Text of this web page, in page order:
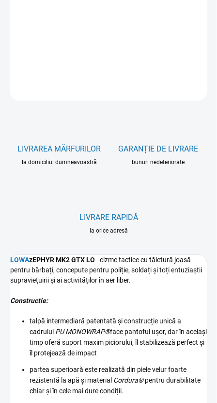
LIVRAREA MĂRFURILOR
la domiciliul dumneavoastră
GARANȚIE DE LIVRARE
bunuri nedeteriorate
LIVRARE RAPIDĂ
la orice adresă
LOWAzEPHYR MK2 GTX LO -cizme tactice cu tăietură joasă
pentru bărbați, concepute pentru poliție, soldați și toți entuziaștii
supraviețuirii și ai activităților în aer liber.
Constructie:
talpă intermediară patentată și construcție unică a
cadrului PU MONOWRAP®face pantoful ușor, dar în același
timp oferă suport maxim piciorului, îl stabilizează perfect și
îl protejează de impact
partea superioară este realizată din piele velur foarte
rezistentă la apă și material Cordura®pentru durabilitate
chiar și în cele mai dure condiții.